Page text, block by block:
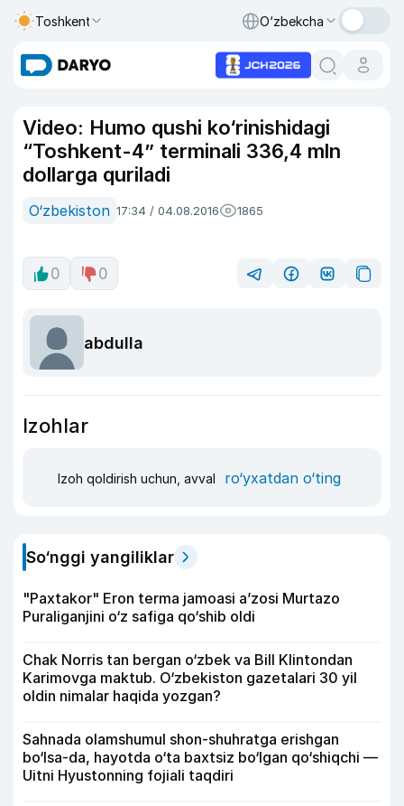
Toshkent O‘zbekcha
Video: Humo qushi ko‘rinishidagi
“Toshkent-4” terminali 336,4 mln
dollarga quriladi
O‘zbekiston 17:34 / 04.08.2016 1865
0 0
abdulla
Izohlar
Izoh qoldirish uchun, avval ro‘yxatdan o‘ting
So‘nggi yangiliklar
"Paxtakor" Eron terma jamoasi a’zosi Murtazo
Puraliganjini o‘z safiga qo‘shib oldi
Chak Norris tan bergan o‘zbek va Bill Klintondan
Karimovga maktub. O‘zbekiston gazetalari 30 yil
oldin nimalar haqida yozgan?
Sahnada olamshumul shon-shuhratga erishgan
bo‘lsa-da, hayotda o‘ta baxtsiz bo‘lgan qo‘shiqchi —
Uitni Hyustonning fojiali taqdiri